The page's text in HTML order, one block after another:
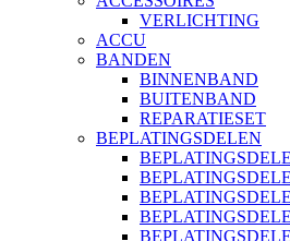
VERLICHTING
ACCU
BANDEN
BINNENBAND
BUITENBAND
REPARATIESET
BEPLATINGSDELEN